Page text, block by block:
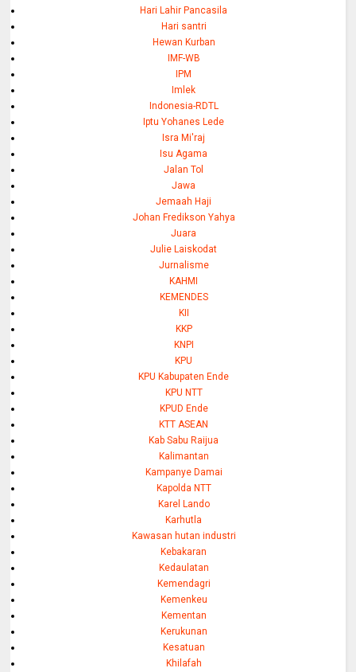
Hari Lahir Pancasila
Hari santri
Hewan Kurban
IMF-WB
IPM
Imlek
Indonesia-RDTL
Iptu Yohanes Lede
Isra Mi'raj
Isu Agama
Jalan Tol
Jawa
Jemaah Haji
Johan Fredikson Yahya
Juara
Julie Laiskodat
Jurnalisme
KAHMI
KEMENDES
KII
KKP
KNPI
KPU
KPU Kabupaten Ende
KPU NTT
KPUD Ende
KTT ASEAN
Kab Sabu Raijua
Kalimantan
Kampanye Damai
Kapolda NTT
Karel Lando
Karhutla
Kawasan hutan industri
Kebakaran
Kedaulatan
Kemendagri
Kemenkeu
Kementan
Kerukunan
Kesatuan
Khilafah